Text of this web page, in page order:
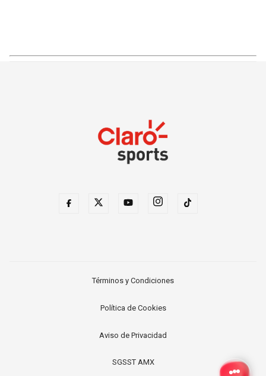
Términos y Condiciones
Política de Cookies
Aviso de Privacidad
SGSST AMX